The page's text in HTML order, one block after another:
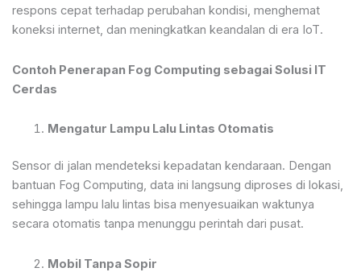
respons cepat terhadap perubahan kondisi, menghemat
koneksi internet, dan meningkatkan keandalan di era IoT.
Contoh Penerapan Fog Computing sebagai Solusi IT
Cerdas
Mengatur Lampu Lalu Lintas Otomatis
Sensor di jalan mendeteksi kepadatan kendaraan. Dengan
bantuan Fog Computing, data ini langsung diproses di lokasi,
sehingga lampu lalu lintas bisa menyesuaikan waktunya
secara otomatis tanpa menunggu perintah dari pusat.
Mobil Tanpa Sopir